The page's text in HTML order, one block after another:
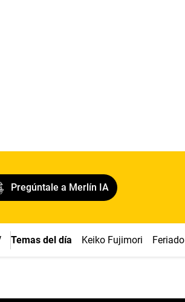
Pregúntale a Merlín IA
Temas del día Keiko Fujimori Feriado